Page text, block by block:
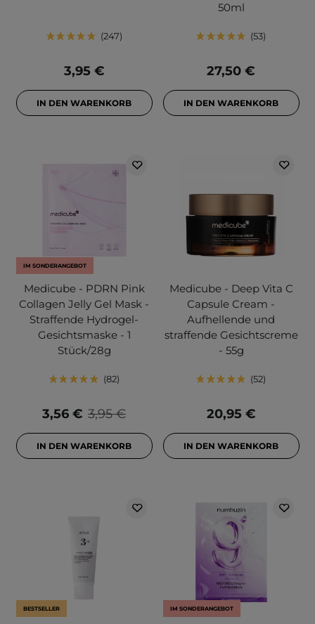
247
3,95 €
IN DEN WARENKORB
50ml
53
27,50 €
IN DEN WARENKORB
IM SONDERANGEBOT
Medicube - PDRN Pink
Collagen Jelly Gel Mask -
Straffende Hydrogel-
Gesichtsmaske - 1
Stück/28g
82
3,95 €
3,56 €
IN DEN WARENKORB
Medicube - Deep Vita C
Capsule Cream -
Aufhellende und
straffende Gesichtscreme
- 55g
52
20,95 €
IN DEN WARENKORB
BESTSELLER IM SONDERANGEBOT